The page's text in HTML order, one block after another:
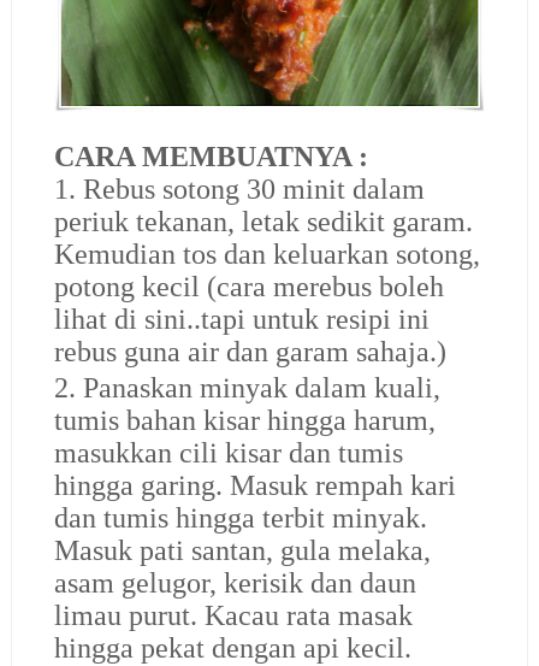
CARA MEMBUATNYA :
1. Rebus sotong 30 minit dalam
periuk tekanan, letak sedikit garam.
Kemudian tos dan keluarkan sotong,
potong kecil (cara merebus boleh
lihat di sini..tapi untuk resipi ini
rebus guna air dan garam sahaja.)
2. Panaskan minyak dalam kuali,
tumis bahan kisar hingga harum,
masukkan cili kisar dan tumis
hingga garing. Masuk rempah kari
dan tumis hingga terbit minyak.
Masuk pati santan, gula melaka,
asam gelugor, kerisik dan daun
limau purut. Kacau rata masak
hingga pekat dengan api kecil.